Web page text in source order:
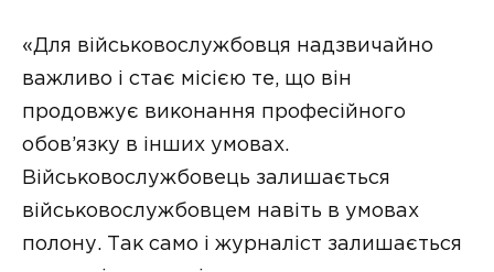
«Для військовослужбовця надзвичайно
важливо і стає місією те, що він
продовжує виконання професійного
обов’язку в інших умовах.
Військовослужбовець залишається
військовослужбовцем навіть в умовах
полону. Так само і журналіст залишається